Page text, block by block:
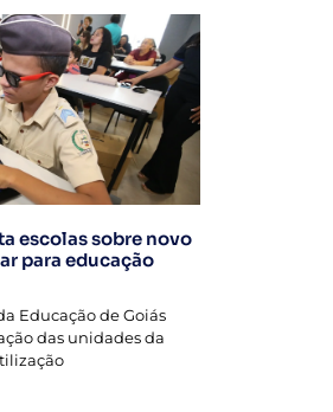
escolas sobre novo
para educação
Educação de Goiás
das unidades da